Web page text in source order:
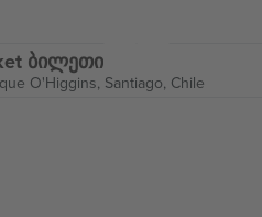
ბილეთი
O'Higgins, Santiago, Chile